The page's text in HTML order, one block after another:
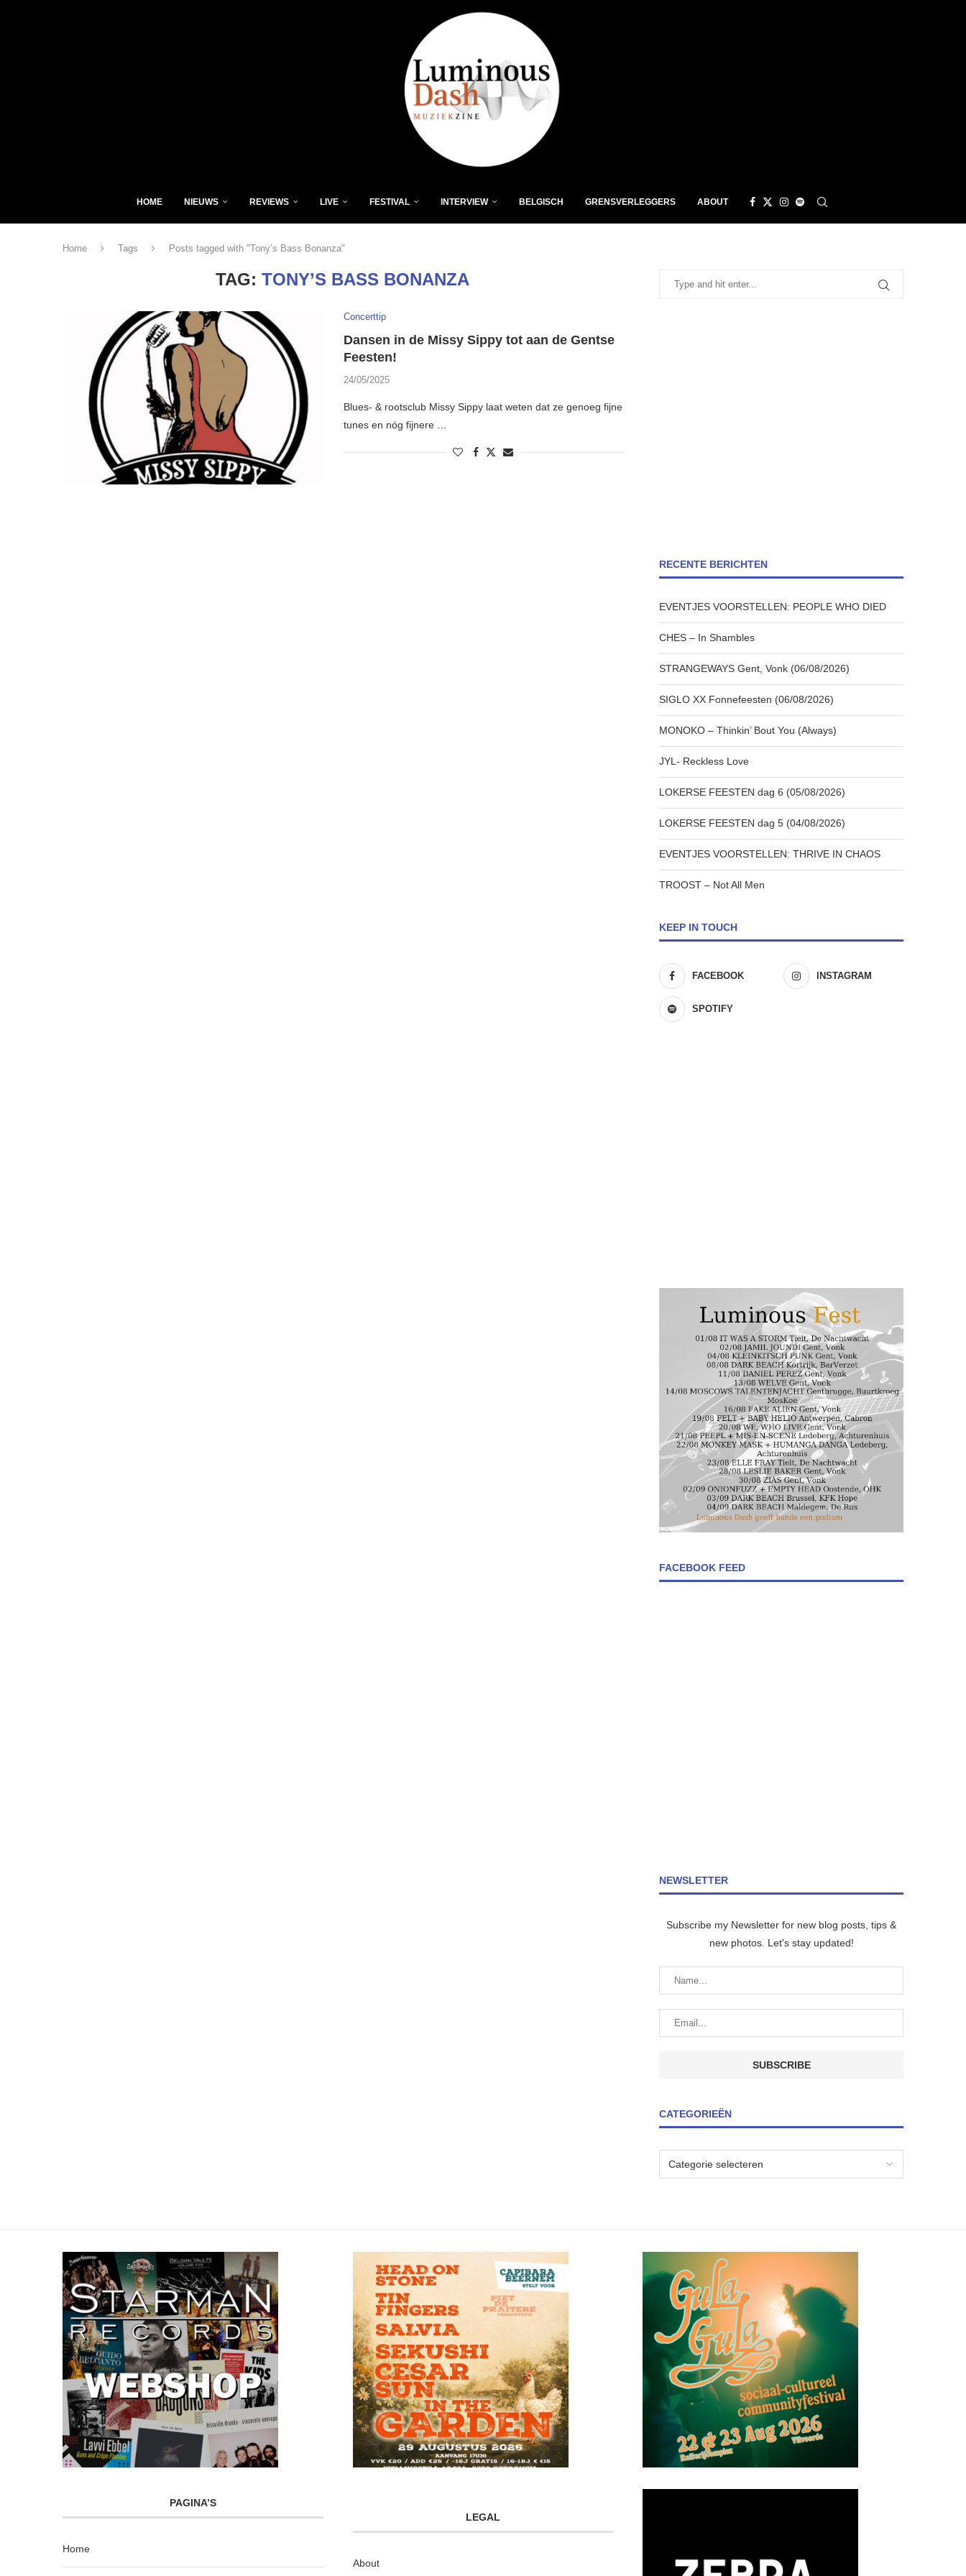
HOME NIEUWS REVIEWS LIVE FESTIVAL INTERVIEW BELGISCH GRENSVERLEGGERS ABOUT
Home Tags Posts tagged with "Tony’s Bass Bonanza"
TAG:TONY’S BASS BONANZA
Concerttip
Dansen in de Missy Sippy tot aan de Gentse
Feesten!
24/05/2025
Blues- & rootsclub Missy Sippy laat weten dat ze genoeg fijne
tunes en nóg fijnere …
RECENTE BERICHTEN
EVENTJES VOORSTELLEN: PEOPLE WHO DIED
CHES – In Shambles
STRANGEWAYS Gent, Vonk (06/08/2026)
SIGLO XX Fonnefeesten (06/08/2026)
MONOKO – Thinkin’ Bout You (Always)
JYL- Reckless Love
LOKERSE FEESTEN dag 6 (05/08/2026)
LOKERSE FEESTEN dag 5 (04/08/2026)
EVENTJES VOORSTELLEN: THRIVE IN CHAOS
TROOST – Not All Men
KEEP IN TOUCH
FACEBOOK INSTAGRAM
SPOTIFY
FACEBOOK FEED
NEWSLETTER
Subscribe my Newsletter for new blog posts, tips &
new photos. Let's stay updated!
CATEGORIEËN
PAGINA’S
Home
LEGAL
About